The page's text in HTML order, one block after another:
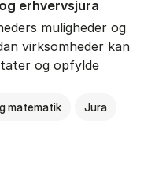
erhvervs­jura
muligheder og
virksomheder kan
og opfylde
matematik Jura
- erhvervs­økonomi og